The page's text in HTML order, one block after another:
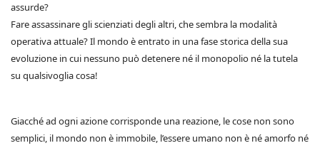
assurde?
Fare assassinare gli scienziati degli altri, che sembra la modalità
operativa attuale? Il mondo è entrato in una fase storica della sua
evoluzione in cui nessuno può detenere né il monopolio né la tutela
su qualsivoglia cosa!
Giacché ad ogni azione corrisponde una reazione, le cose non sono
semplici, il mondo non è immobile, l’essere umano non è né amorfo né